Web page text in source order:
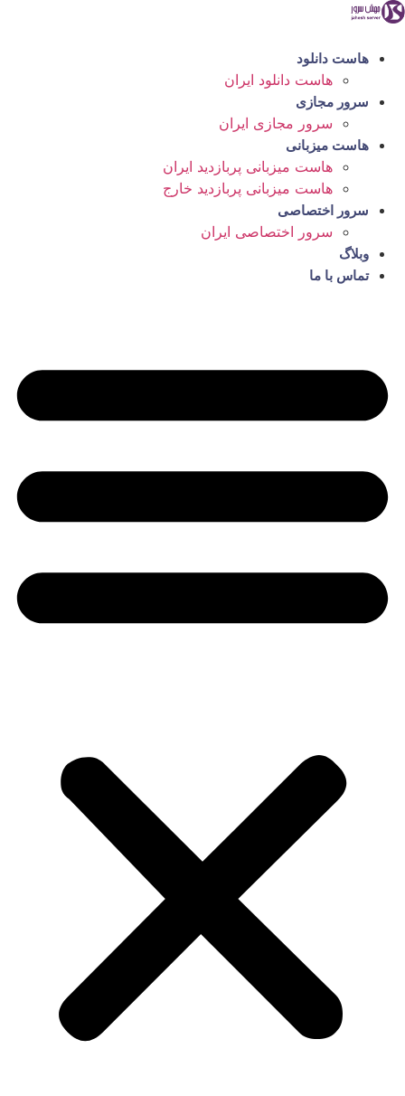
پرش
محتوا
هاست دانلود
هاست دانلود ایران
سرور مجازی
سرور مجازی ایران
هاست میزبانی
هاست میزبانی پربازدید ایران
هاست میزبانی پربازدید خارج
سرور اختصاصی
سرور اختصاصی ایران
وبلاگ
تماس با ما